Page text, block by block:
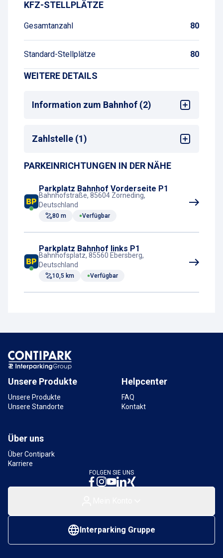
KFZ-STELLPLÄTZE
Gesamtanzahl 80
Standard-Stellplätze 80
WEITERE DETAILS
Information zum Bahnhof (2)
Bahnhof
: Zorneding
Entfernung zum nächsten Bahnhofseingang
Zahlstelle (1)
Parkscheinautomat
PARKEINRICHTUNGEN IN DER NÄHE
Parkplatz Bahnhof Vorderseite P1
Bahnhofstraße, 85604 Zorneding,
Deutschland
80 m Verfügbar
Parkplatz Bahnhof links P1
Bahnhofsplatz, 85560 Ebersberg,
Deutschland
10,5 km Verfügbar
Unsere Produkte
Unsere Produkte
Unsere Standorte
Helpcenter
FAQ
Kontakt
Über uns
Über Contipark
Karriere
FOLGEN SIE UNS
Interparking Gruppe